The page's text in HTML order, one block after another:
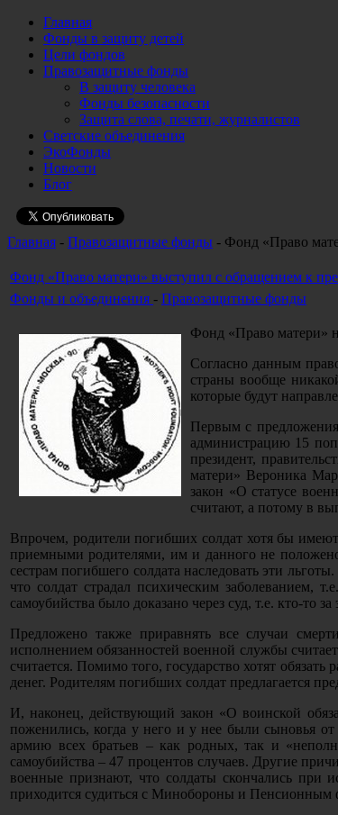
Главная
Фонды в защиту детей
Цели фондов
Правозащитные фонды
В защиту человека
Фонды безопасности
Защита слова, печати, журналистов
Светские объединения
ЭкоФонды
Новости
Блог
Главная - Правозащитные фонды - Фонд «Право
Фонд «Право матери» выступил с обращением к
Фонды и объединения - Правозащитные фонды
Фонд «Право матери»
Согласно данным
страны вообще
которые будут
Первым с
администрацию 15
президент,
матери» Вероника
закон «О статусе
считают, а потому в
Впрочем, родители погибших солдат хотя бы
приемными родителями, им и данного не
сестрам погибшего солдата наследовать эти
что солдат страдал психическим
самоубийства было доказано через суд, т.е. кто-то
Предложено также приравнять все случаи
исполнением обязанностей военной службы
считается. Помимо того, государство хотят
денег. Родителям погибших солдат предлагается
И, наконец, действующий закон «О воинской
поженились, когда у него и у нее были сыновья
армию всех братьев – как родных, так и
самоубийства – 47 процентов случаев. Другие
военные признают, что солдаты скончались при
приходится судиться с Минобороны и Пенсионным